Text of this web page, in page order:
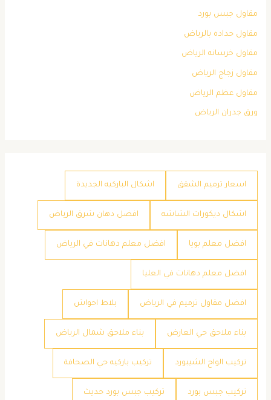
مقاول جبس بورد
مقاول حداده بالرياض
مقاول خرسانه الرياض
مقاول زجاج الرياض
مقاول عظم الرياض
ورق جدران الرياض
اسعار ترميم الشقق اشكال الباركيه الجديدة
اشكال ديكورات الشاشه افضل دهان شرق الرياض
افضل معلم بويا افضل معلم دهانات في الرياض
افضل معلم دهانات في العليا
افضل مقاول ترميم في الرياض بلاط احواش
بناء ملاحق حي العارض بناء ملاحق شمال الرياض
تركيب الواح الشيبورد تركيب باركيه حي الصحافة
تركيب جبس بورد تركيب جبس بورد حديث